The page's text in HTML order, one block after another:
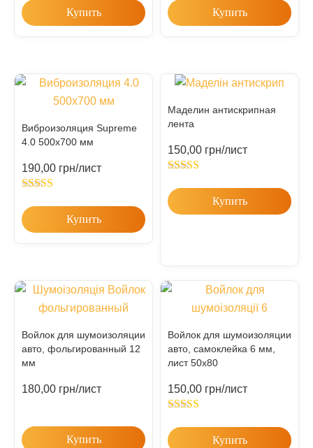
Купить Купить
Виброизоляция Supreme
4.0 500х700 мм
190,00 грн/лист
out of 5
Купить
Маделин антискрипная
лента
150,00 грн/лист
out of 5
Купить
Войлок для шумоизоляции
авто, фольгированный 12
мм
180,00 грн/лист
Купить
Войлок для шумоизоляции
авто, самоклейка 6 мм,
лист 50х80
150,00 грн/лист
out of 5
Купить